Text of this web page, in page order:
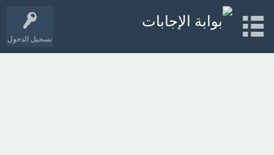
تسجيل الدخول